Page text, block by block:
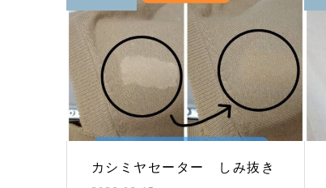
カシミヤセーター しみ抜き